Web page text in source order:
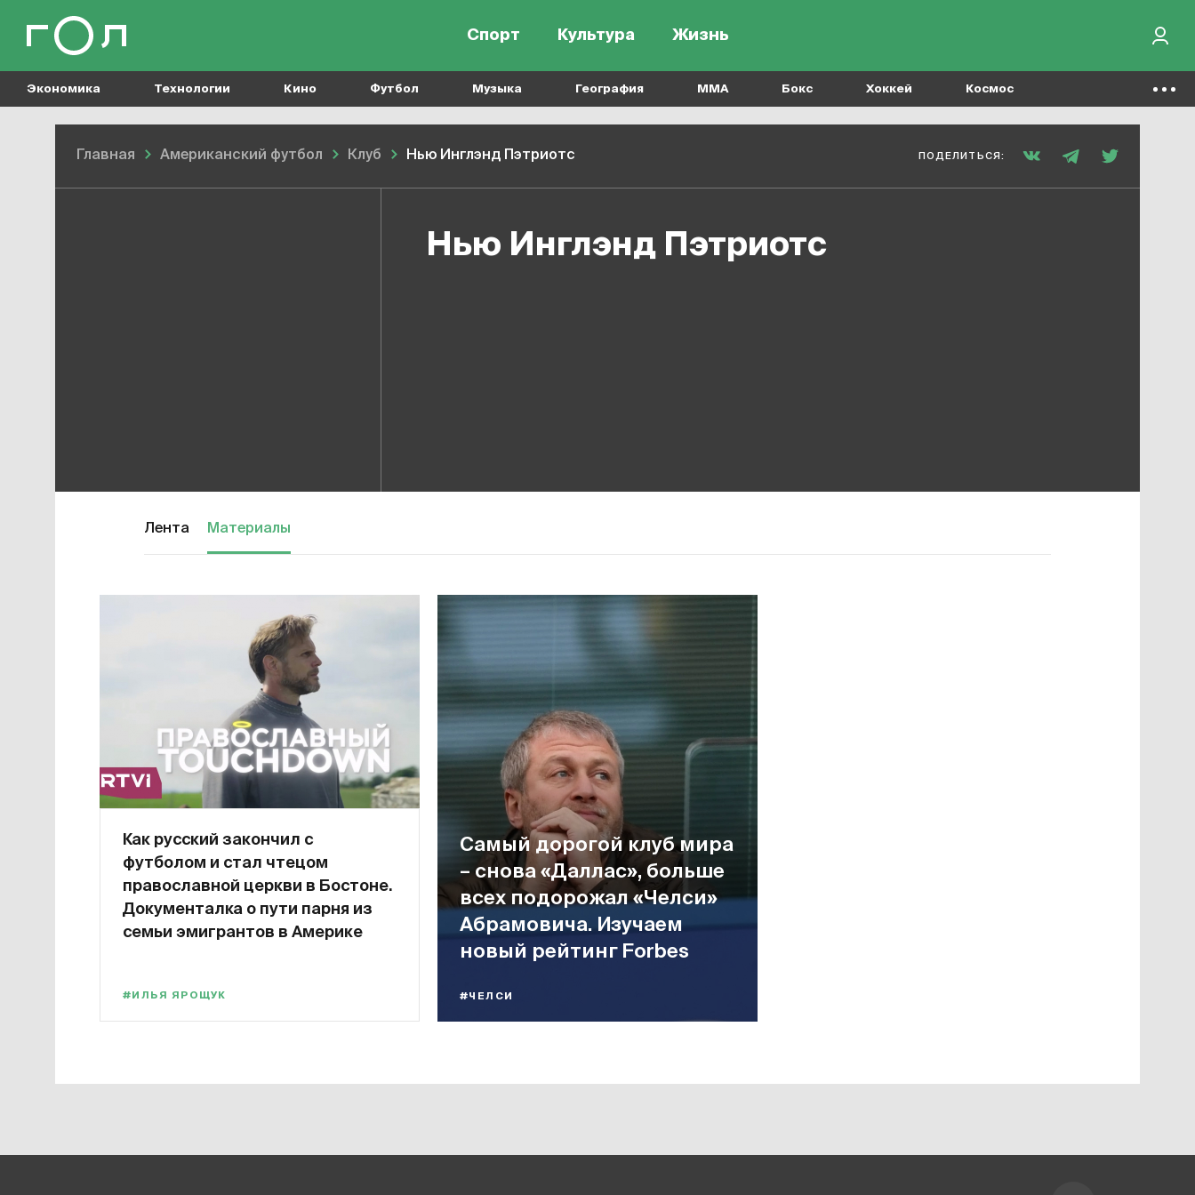
Спорт Культура Жизнь
Экономика Технологии Кино Футбол Музыка География MMA Бокс Хоккей Космос
Главная Американский футбол Клуб Нью Инглэнд Пэтриотс ПОДЕЛИТЬСЯ:
Нью Инглэнд Пэтриотс
Лента Материалы
Как русский закончил с
футболом и стал чтецом
православной церкви в Бостоне.
Документалка о пути парня из
семьи эмигрантов в Америке
#ИЛЬЯ ЯРОЩУК
Самый дорогой клуб мира
– снова «Даллас», больше
всех подорожал «Челси»
Абрамовича. Изучаем
новый рейтинг Forbes
#ЧЕЛСИ